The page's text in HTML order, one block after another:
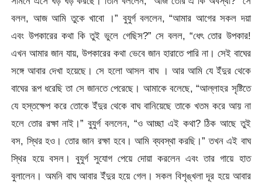
বলল, আজ আমি তুকে খাবো ।” বুযুর্গ বললেন, “আমার আগের সকল দয়া
এবং উপকারের কথা কি তুই ভুলে গেছিস?” সে বলল, “ধেৎ তোর উপকার!
এখন আমার জান যায়, উপকারের কথা ভেবে জান হারাতে পারি না। সেই বাঘের
সঙ্গে আবার দেখা হয়েছে। সে হলো আসল বাঘ । আর আমি যে ইঁদুর থেকে
বাঘের রূপ ধরেছি তা সে জানতে পেরেছে। আমাকে বলেছে, “আল্লাহর সৃষ্টিতে
যে হস্তক্ষেপ করে তোকে ইঁদুর থেকে বাঘ বানিয়েছে তাকে খতম করে আয় না
হলে তোর রক্ষা নাই।” বুযুর্গ বললেন, “ও আচ্ছা এই কথা? ঠিক আছে তুই
বস, স্থির হও। তোর জান রক্ষা হবে। আমি ব্যবস্থা করছি।” তখন এই বাঘ
স্থির হয়ে বসল। বুযুর্গ সুযোগ পেয়ে দোয়া করলেন এবং তার গায়ে হাত
বুলালেন। অমনি বাঘ আবার ইঁদুর হয়ে গেল। সকল বিশৃঙ্খলা দূর হয়ে আবার